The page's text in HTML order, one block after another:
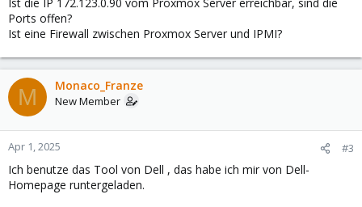
Ports offen?
Ist eine Firewall zwischen Proxmox Server und IPMI?
M Monaco_Franze
New Member
Apr 1, 2025 #3
Ich benutze das Tool von Dell , das habe ich mir von Dell-
Homepage runtergeladen.